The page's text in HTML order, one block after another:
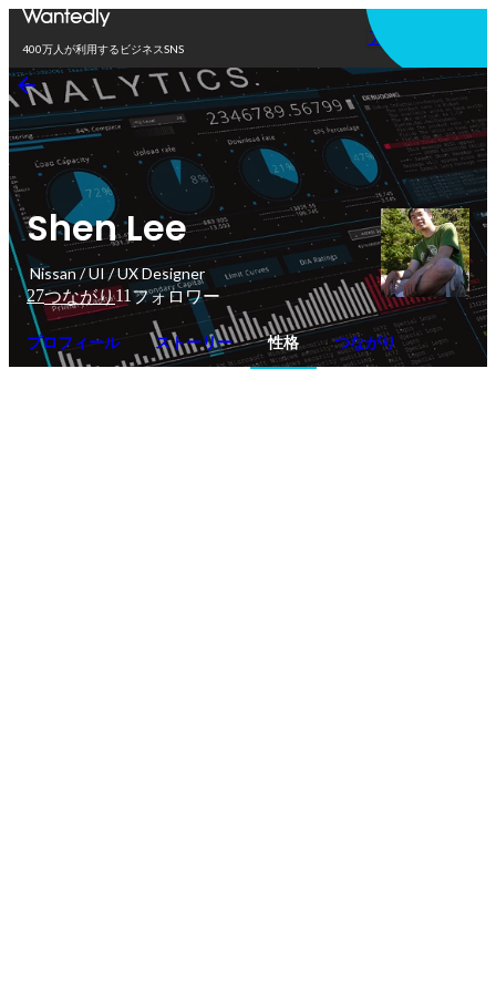
400万人が利用するビジネスSNS
アプリを使う
Shen Lee
Nissan / UI / UX Designer
27つながり11 フォロワー
プロフィール ストーリー 性格 つながり